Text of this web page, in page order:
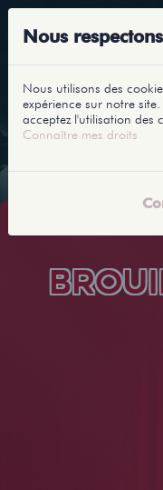
Nous
Nous utilisons des
expérience sur notre
acceptez l'utilisation des
Connaître mes droits